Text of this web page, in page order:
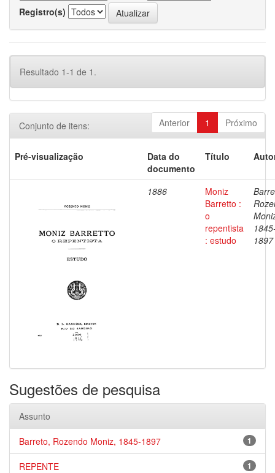
Registro(s)
Resultado 1-1 de 1.
Anterior 1 Próximo
Conjunto de itens:
Pré-visualização
Data do
documento
Título
1886
Moniz
Barretto :
o
repentista
: estudo
1897
Sugestões de pesquisa
Assunto
1
Barreto, Rozendo Moniz, 1845-1897
1
REPENTE